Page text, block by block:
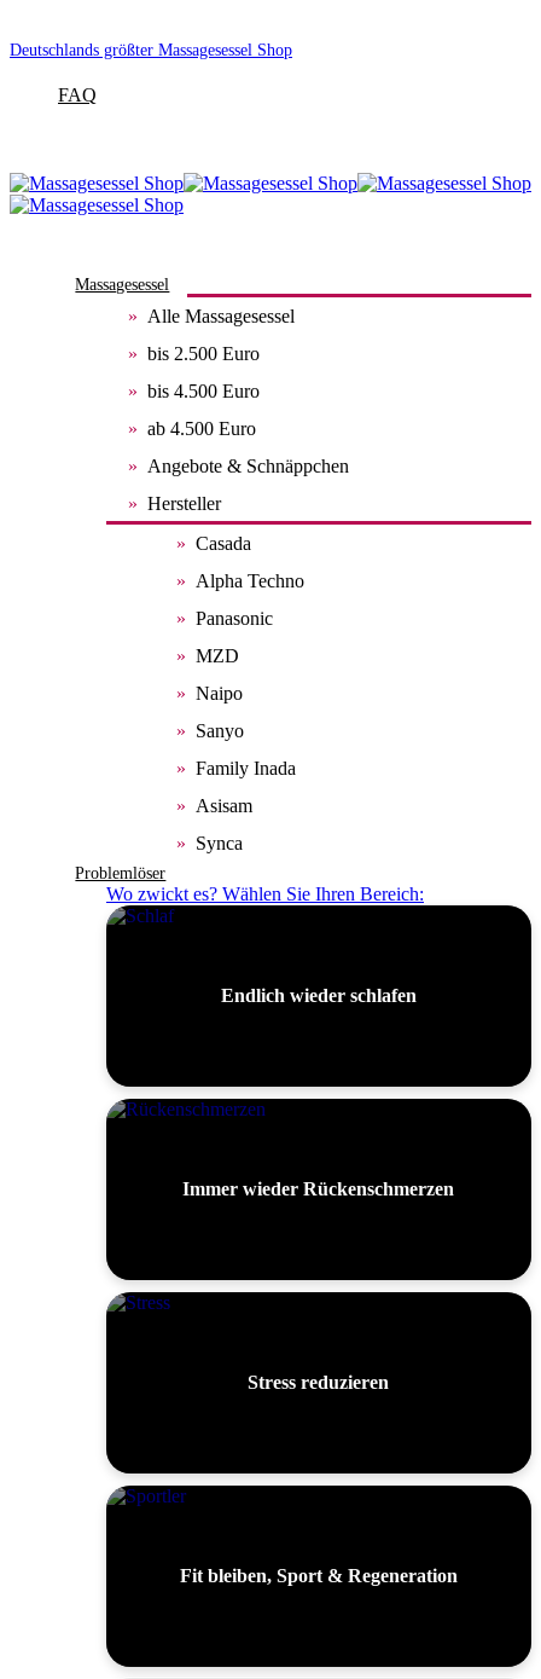
Deutschlands größter Massagesessel Shop
FAQ
Massagesessel
Alle Massagesessel
bis 2.500 Euro
bis 4.500 Euro
ab 4.500 Euro
Angebote & Schnäppchen
Hersteller
Casada
Alpha Techno
Panasonic
MZD
Naipo
Sanyo
Family Inada
Asisam
Synca
Problemlöser
Wo zwickt es? Wählen Sie Ihren Bereich:
Endlich wieder schlafen
Immer wieder Rückenschmerzen
Stress reduzieren
Fit bleiben, Sport & Regeneration